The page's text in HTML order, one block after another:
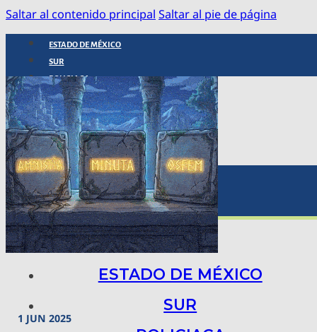
Saltar al contenido principal Saltar al pie de página
ESTADO DE MÉXICO
SUR
POLICIACA
NACIONAL
INTERNACIONAL
ARTE, CIENCIA Y TECNOLOGÍA
COLUMNAS
BAJO LA LUPA
RASTROS Y ROSTROS
VÍNCULOS ANIMALES
ESTADO DE MÉXICO
SUR
1 JUN 2025